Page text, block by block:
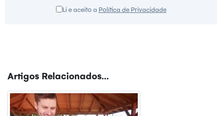
Li e aceito a Política de Privacidade
Artigos Relacionados...